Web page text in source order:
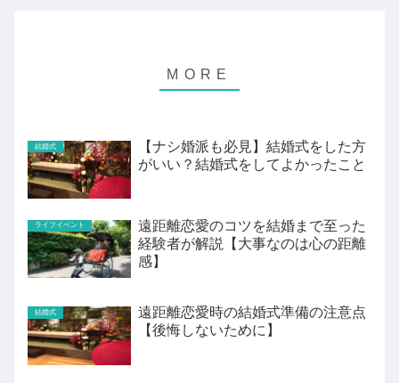
結婚式
【ナシ婚派も必見】結婚式をした方
がいい？結婚式をしてよかったこと
ライフイベント
遠距離恋愛のコツを結婚まで至った
経験者が解説【大事なのは心の距離
感】
結婚式
遠距離恋愛時の結婚式準備の注意点
【後悔しないために】